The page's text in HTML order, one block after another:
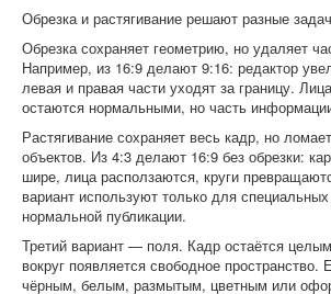
Обрезка и растягивание решают разные
Обрезка сохраняет геометрию, но удаляет
Например, из 16:9 делают 9:16: редактор
левая и правая части уходят за границу.
остаются нормальными, но часть
Растягивание сохраняет весь кадр, но
объектов. Из 4:3 делают 16:9 без обрезки:
шире, лица расползаются, круги
вариант используют только для
нормальной публикации.
Третий вариант — поля. Кадр остаётся
вокруг появляется свободное пространство.
чёрным, белым, размытым, цветным или